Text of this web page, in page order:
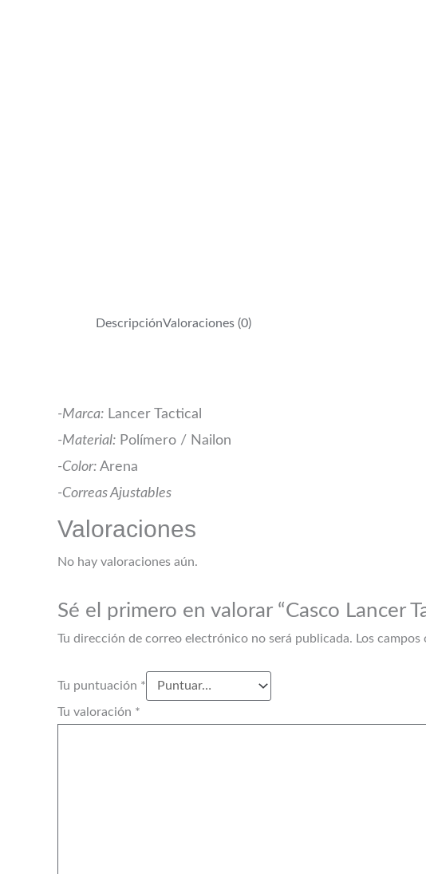
DescripciónValoraciones (0)
-Marca: Lancer Tactical
-Material: Polímero / Nailon
-Color: Arena
-Correas Ajustables
Valoraciones
No hay valoraciones aún.
Sé el primero en valorar “Casco Lancer
Tu dirección de correo electrónico no será publicada. Los
Tu puntuación *
Tu valoración *